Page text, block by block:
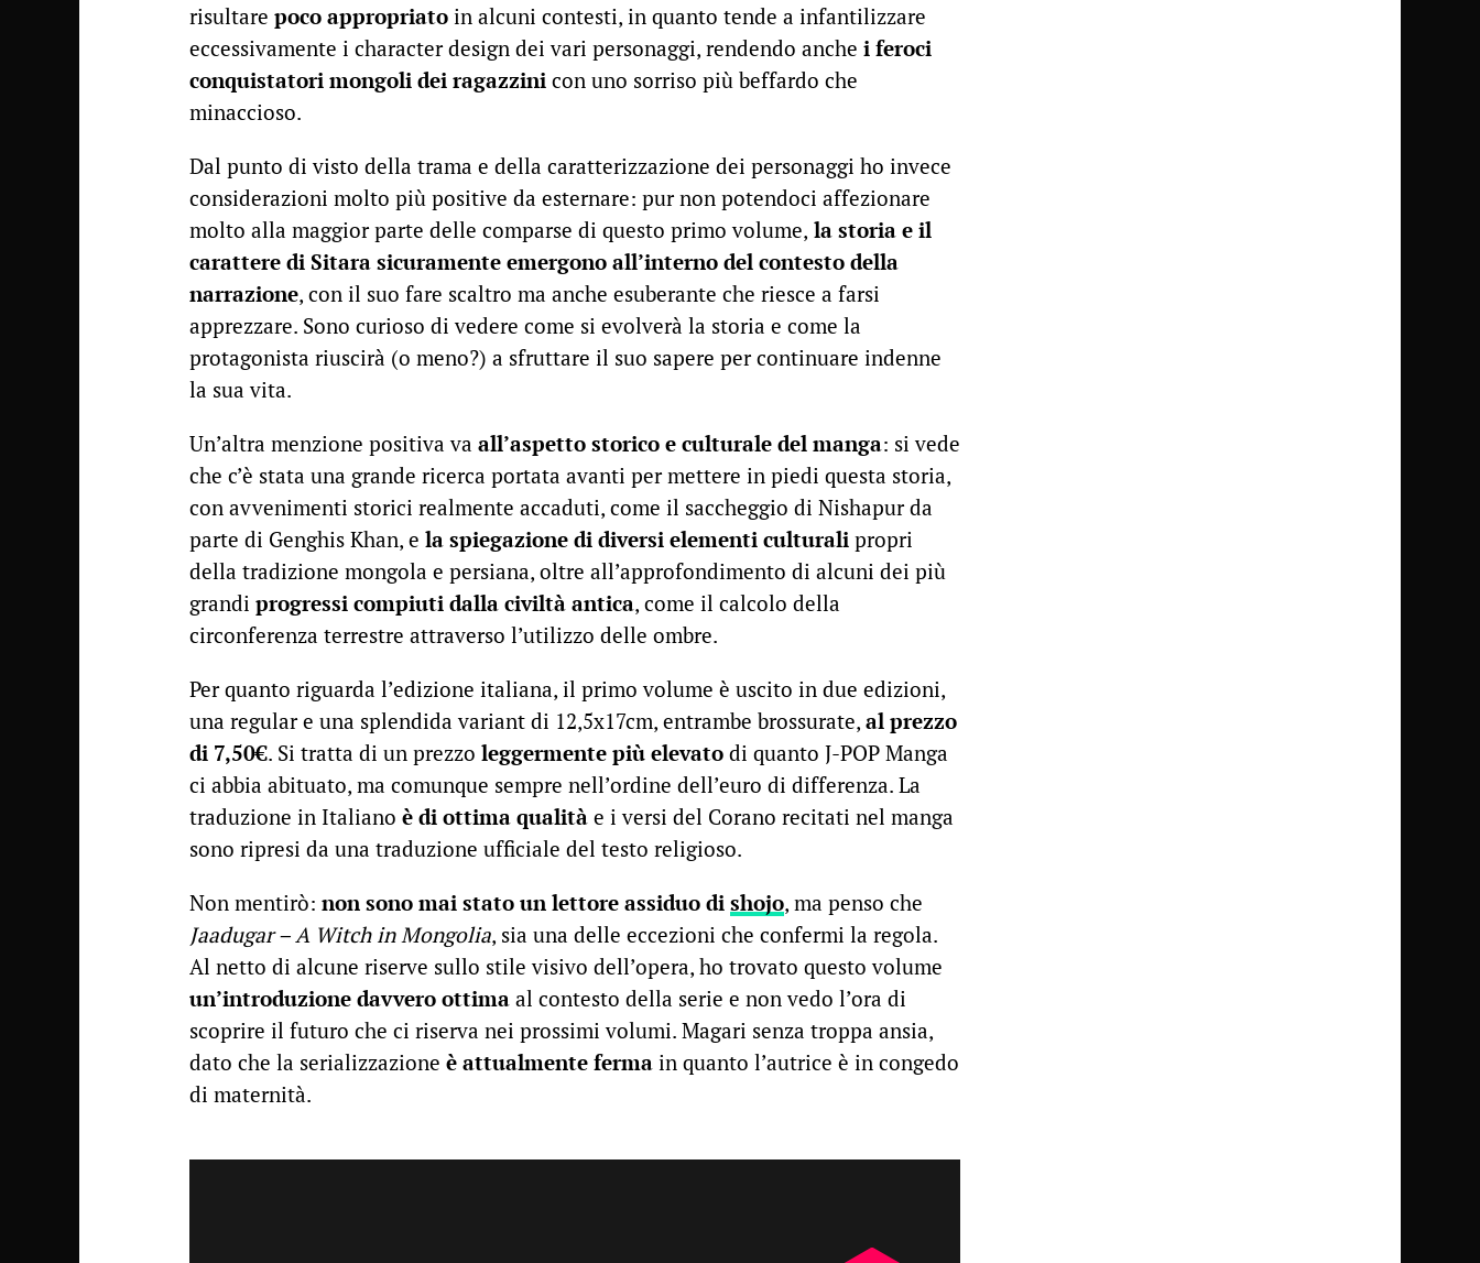
risultare poco appropriato in alcuni contesti, in quanto tende a infantilizzare
eccessivamente i character design dei vari personaggi, rendendo anche i feroci
conquistatori mongoli dei ragazzini con uno sorriso più beffardo che
minaccioso.
Dal punto di visto della trama e della caratterizzazione dei personaggi ho invece
considerazioni molto più positive da esternare: pur non potendoci affezionare
molto alla maggior parte delle comparse di questo primo volume, la storia e il
carattere di Sitara sicuramente emergono all’interno del contesto della
narrazione, con il suo fare scaltro ma anche esuberante che riesce a farsi
apprezzare. Sono curioso di vedere come si evolverà la storia e come la
protagonista riuscirà (o meno?) a sfruttare il suo sapere per continuare indenne
la sua vita.
Un’altra menzione positiva va all’aspetto storico e culturale del manga: si vede
che c’è stata una grande ricerca portata avanti per mettere in piedi questa storia,
con avvenimenti storici realmente accaduti, come il saccheggio di Nishapur da
parte di Genghis Khan, e la spiegazione di diversi elementi culturali propri
della tradizione mongola e persiana, oltre all’approfondimento di alcuni dei più
grandi progressi compiuti dalla civiltà antica, come il calcolo della
circonferenza terrestre attraverso l’utilizzo delle ombre.
Per quanto riguarda l’edizione italiana, il primo volume è uscito in due edizioni,
una regular e una splendida variant di 12,5x17cm, entrambe brossurate, al prezzo
di 7,50€. Si tratta di un prezzo leggermente più elevato di quanto J-POP Manga
ci abbia abituato, ma comunque sempre nell’ordine dell’euro di differenza. La
traduzione in Italiano è di ottima qualità e i versi del Corano recitati nel manga
sono ripresi da una traduzione ufficiale del testo religioso.
Non mentirò: non sono mai stato un lettore assiduo di shojo, ma penso che
Jaadugar – A Witch in Mongolia, sia una delle eccezioni che confermi la regola.
Al netto di alcune riserve sullo stile visivo dell’opera, ho trovato questo volume
un’introduzione davvero ottima al contesto della serie e non vedo l’ora di
scoprire il futuro che ci riserva nei prossimi volumi. Magari senza troppa ansia,
dato che la serializzazione è attualmente ferma in quanto l’autrice è in congedo
di maternità.